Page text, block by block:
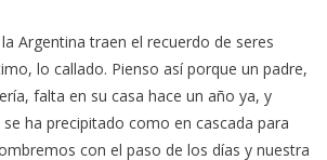
Argentina traen el recuerdo de seres
lo callado. Pienso así porque un padre,
falta en su casa hace un año ya, y
ha precipitado como en cascada para
con el paso de los días y nuestra